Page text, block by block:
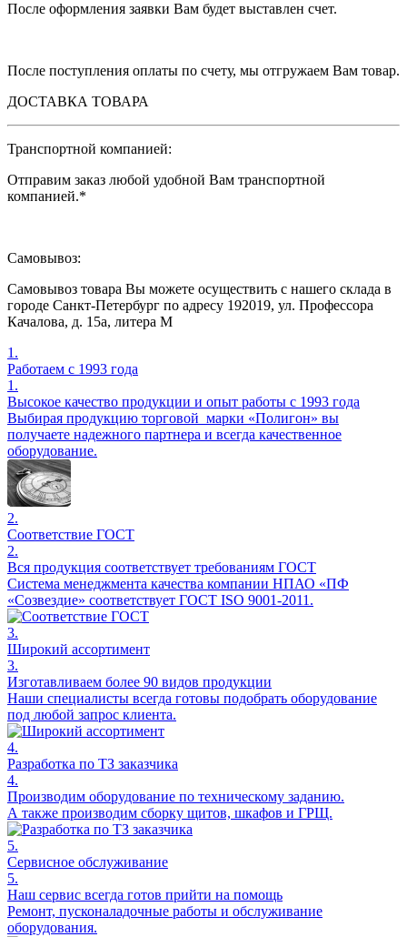
После оформления заявки Вам будет выставлен счет.
После поступления оплаты по счету, мы отгружаем Вам товар.
ДОСТАВКА ТОВАРА
Транспортной компанией:
Отправим заказ любой удобной Вам транспортной
компанией.*
Самовывоз:
Самовывоз товара Вы можете осуществить с нашего склада в
городе Санкт-Петербург по адресу 192019, ул. Профессора
Качалова, д. 15а, литера М
1.
Работаем с 1993 года
1.
Высокое качество продукции и опыт работы с 1993 года
Выбирая продукцию торговой марки «Полигон» вы
получаете надежного партнера и всегда качественное
оборудование.
2.
Соответствие ГОСТ
2.
Вся продукция соответствует требованиям ГОСТ
Система менеджмента качества компании НПАО «ПФ
«Созвездие» соответствует ГОСТ ISO 9001-2011.
3.
Широкий ассортимент
3.
Изготавливаем более 90 видов продукции
Наши специалисты всегда готовы подобрать оборудование
под любой запрос клиента.
4.
Разработка по ТЗ заказчика
4.
Производим оборудование по техническому заданию.
А также производим сборку щитов, шкафов и ГРЩ.
5.
Сервисное обслуживание
5.
Наш сервис всегда готов прийти на помощь
Ремонт, пусконаладочные работы и обслуживание
оборудования.